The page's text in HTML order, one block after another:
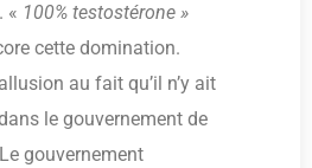
« 100% testostérone »
cette domination.
au fait qu’il n’y ait
le gouvernement de
gouvernement